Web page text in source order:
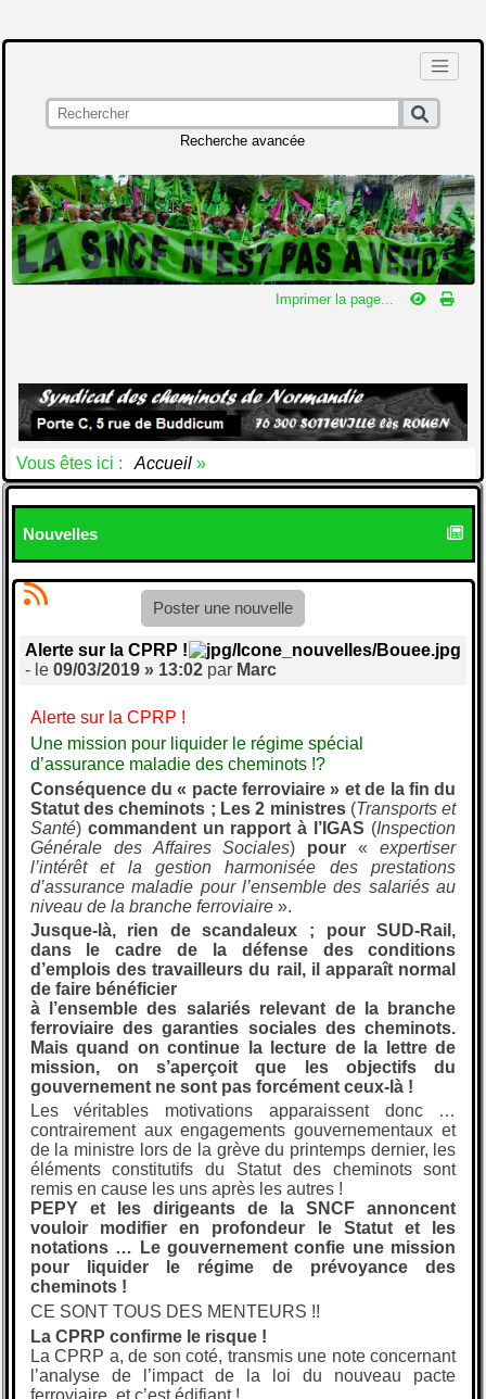
Recherche avancée
Imprimer la page...
Vous êtes ici : Accueil »
Nouvelles
Poster une nouvelle
Alerte sur la CPRP !
- le 09/03/2019 » 13:02par Marc
Alerte sur la CPRP !
Une mission pour liquider le régime spécial
d’assurance maladie des cheminots !?
Conséquence du « pacte ferroviaire » et de la fin du
Statut des cheminots ; Les 2 ministres(Transports et
Santé) commandent un rapport à l’IGAS (Inspection
Générale des Affaires Sociales) pour «expertiser
l’intérêt et la gestion harmonisée des prestations
d’assurance maladie pour l’ensemble des salariés au
niveau de la branche ferroviaire».
Jusque-là, rien de scandaleux ; pour SUD-Rail,
dans le cadre de la défense des conditions
d’emplois des travailleurs du rail, il apparaît normal
de faire bénéficier
à l’ensemble des salariés relevant de la branche
ferroviaire des garanties sociales des cheminots.
Mais quand on continue la lecture de la lettre de
mission, on s’aperçoit que les objectifs du
gouvernement ne sont pas forcément ceux-là !
Les véritables motivations apparaissent donc …
contrairement aux engagements gouvernementaux et
de la ministre lors de la grève du printemps dernier, les
éléments constitutifs du Statut des cheminots sont
remis en cause les uns après les autres !
PEPY et les dirigeants de la SNCF annoncent
vouloir modifier en profondeur le Statut et les
notations … Le gouvernement confie une mission
pour liquider le régime de prévoyance des
cheminots !
CE SONT TOUS DES MENTEURS !!
La CPRP confirme le risque !
La CPRP a, de son coté, transmis une note concernant
l’analyse de l’impact de la loi du nouveau pacte
ferroviaire, et c’est édifiant !